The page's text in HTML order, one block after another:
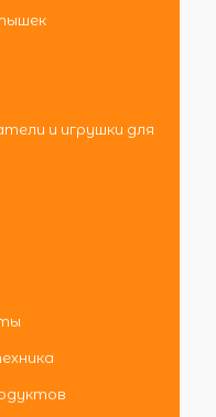
и игрушки для